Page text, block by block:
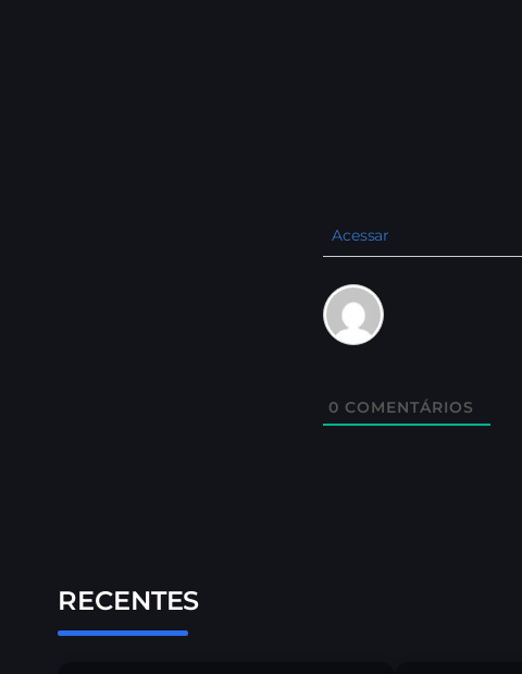
Acessar
0 COMENTÁRIOS
RECENTES